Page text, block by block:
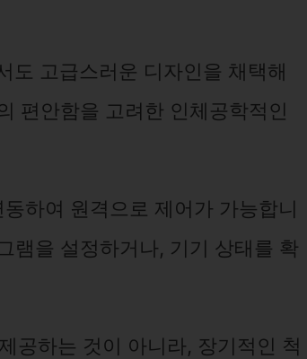
도 고급스러운 디자인을 채택해
편안함을 고려한 인체공학적인
하여 원격으로 제어가 가능합니
램을 설정하거나, 기기 상태를 확
공하는 것이 아니라, 장기적인 척